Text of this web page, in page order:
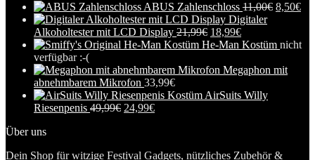
ABUS Zahlenschloss 11,00€ 8,50€
Digitaler
Alkoholtester mit LCD Display 21,99€ 18,99€
He-Man Kostüm nicht
verfügbar :-(
Megaphon mit
abnehmbarem Mikrofon 33,99€
AirSuits Willy
Riesenpenis 49,99€ 24,99€
Über uns
Dein Shop für witzige Festival Gadgets, nützliches Zubehör &